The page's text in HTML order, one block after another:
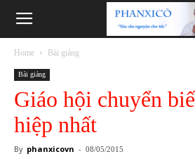
Phanxicô
Home Bài giảng
Bài giảng
Giáo hội chuyển
hiệp nhất
By phanxicovn - 08/05/2015